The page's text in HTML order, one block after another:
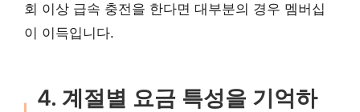
회 이상 급속 충전을 한다면 대부분의 경우 멤버십
이 이득입니다.
4. 계절별 요금 특성을 기억하